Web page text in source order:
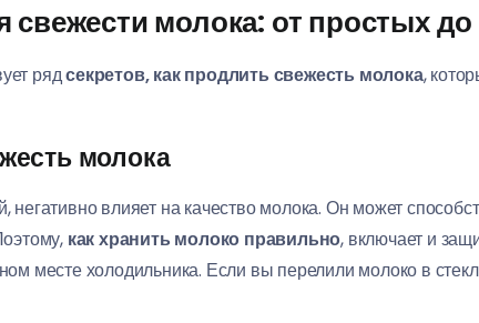
свежести молока: от простых
рядсекретов, как продлить свежесть молока,
молока
негативно влияет на качество молока. Он может
как хранить молоко правильно, включает и
месте холодильника. Если вы перелили молоко в